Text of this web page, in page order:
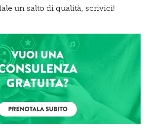
un salto di qualità, scrivici!